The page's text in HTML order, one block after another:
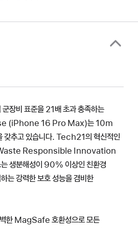
장비 표준을 21배 초과 충족하는
(iPhone 16 Pro Max)는 10m
갖추고 있습니다. Tech21의 혁신적인
Responsible Innovation
생분해성이 90% 이상인 친환경
는 강력한 보호 성능을 겸비한
MagSafe 호환성으로 모든